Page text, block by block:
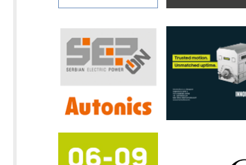
automatizaciju
Efikasno upravljanje energijom
Automatizacija pakovanja · Display
Potpuna efikasnost bez složenih
sistema
Trajna oznaka kao dugoročna korist
Bezbednost na prvom mestu!